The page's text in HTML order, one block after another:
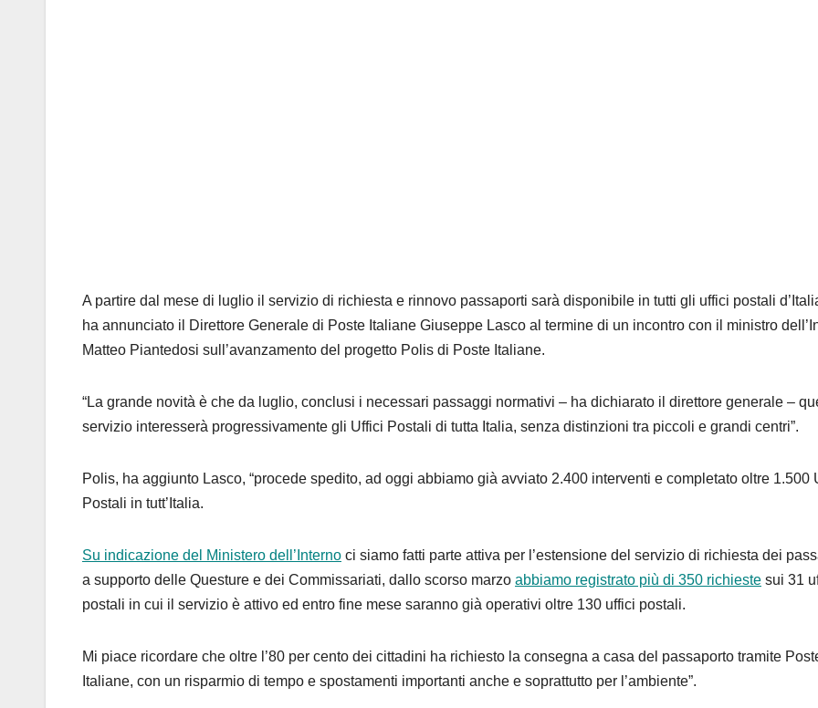
A partire dal mese di luglio il servizio di richiesta e rinnovo passaporti sarà disponibile in tutti gli uffici postali
ha annunciato il Direttore Generale di Poste Italiane Giuseppe Lasco al termine di un incontro con il ministro
Matteo Piantedosi sull’avanzamento del progetto Polis di Poste Italiane.
“La grande novità è che da luglio, conclusi i necessari passaggi normativi – ha dichiarato il direttore generale –
servizio interesserà progressivamente gli Uffici Postali di tutta Italia, senza distinzioni tra piccoli e grandi centri”.
Polis, ha aggiunto Lasco, “procede spedito, ad oggi abbiamo già avviato 2.400 interventi e completato oltre 1.500
Postali in tutt’Italia.
Su indicazione del Ministero dell’Interno ci siamo fatti parte attiva per l’estensione del servizio di richiesta dei
a supporto delle Questure e dei Commissariati, dallo scorso marzo abbiamo registrato più di 350 richieste sui 31
postali in cui il servizio è attivo ed entro fine mese saranno già operativi oltre 130 uffici postali.
Mi piace ricordare che oltre l’80 per cento dei cittadini ha richiesto la consegna a casa del passaporto tramite
Italiane, con un risparmio di tempo e spostamenti importanti anche e soprattutto per l’ambiente”.